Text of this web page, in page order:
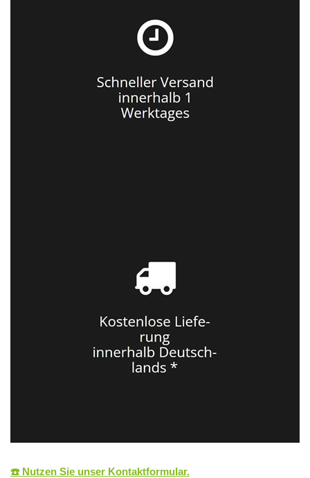
☎️ Nutzen Sie unser Kontaktformular.